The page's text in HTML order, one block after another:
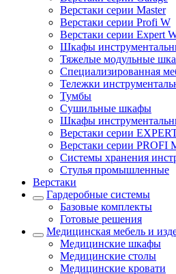
Верстаки серии Master
Верстаки серии Profi W
Верстаки серии Expert
Шкафы
Тяжелые модульные
Cпециализированная
Тележки
Тумбы
Cушильные шкафы
Шкафы
Верстаки серии
Верстаки серии PROFI
Системы хранения
Стулья промышленные
Верстаки
Гардеробные системы
Базовые комплекты
Готовые решения
Медицинская мебель и
Медицинские шкафы
Медицинские столы
Медицинские кровати